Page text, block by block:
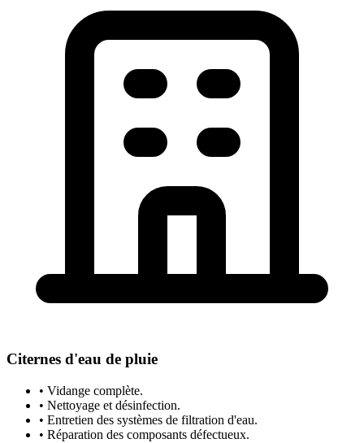
Citernes d'eau de pluie
• Vidange complète.
• Nettoyage et désinfection.
• Entretien des systèmes de filtration d'eau.
• Réparation des composants défectueux.